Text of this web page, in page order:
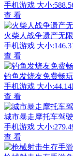
手机游戏 大小
查 看
火柴人战争遗产无
手机游戏 大小
查 看
钓鱼发烧友免费畅
手机游戏 大小
查 看
城市暴走摩托车驾
手机游戏 大小
查 看